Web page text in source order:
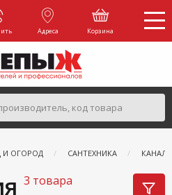
Адреса Корзина
И ОГОРОД САНТЕХНИКА
3 товара